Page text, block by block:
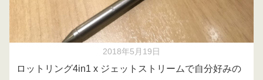
2018年5月19日
ロットリング4in1 x ジェットストリームで自分好みの